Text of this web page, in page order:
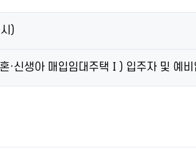
)
·신생아 매입임대주택Ⅰ) 입주자 및 예